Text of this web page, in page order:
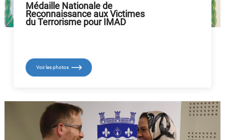
Médaille Nationale de
Reconnaissance aux Victimes
du Terrorisme pour IMAD
Voir les photos